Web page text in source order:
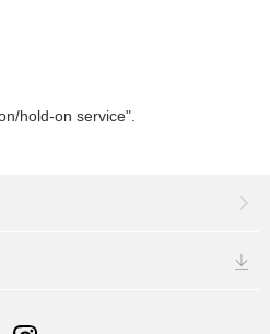
hold-on service".